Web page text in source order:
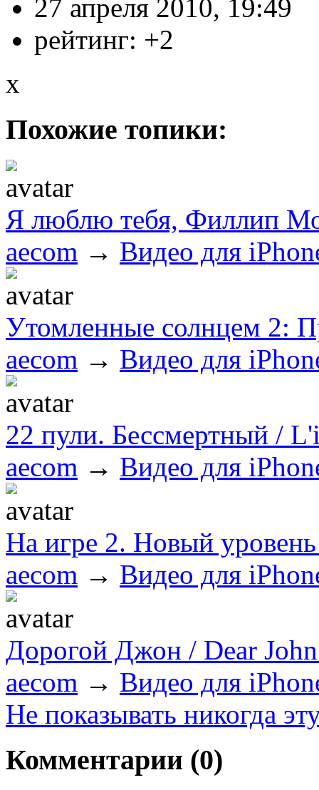
27 апреля 2010, 19:49
рейтинг: +2
x
Похожие топики:
Я люблю тебя, Филлип
aecom → Видео для
Утомленные солнцем 2:
aecom → Видео для
22 пули. Бессмертный /
aecom → Видео для
На игре 2. Новый
aecom → Видео для
Дорогой Джон / Dear
aecom → Видео для
Не показывать никогда
Комментарии (0)